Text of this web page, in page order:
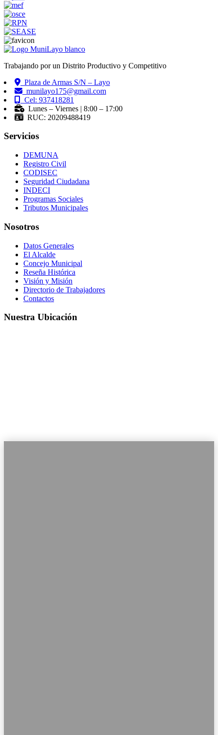
Trabajando por un Distrito Productivo y Competitivo
Plaza de Armas S/N – Layo
munilayo175@gmail.com
Cel: 937418281
Lunes – Viernes | 8:00 – 17:00
RUC: 20209488419
Servicios
DEMUNA
Registro Civil
CODISEC
Seguridad Ciudadana
INDECI
Programas Sociales
Tributos Municipales
Nosotros
Datos Generales
El Alcalde
Concejo Municipal
Reseña Histórica
Visión y Misión
Directorio de Trabajadores
Contactos
Nuestra Ubicación